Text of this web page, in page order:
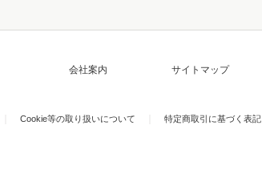
会社案内 サイトマップ
Cookie等の取り扱いについて
特定商取引に基づく表記